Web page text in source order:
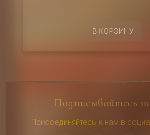
В КОРЗИНУ
Подписывайтесь
Присоединяйтесь к нам в